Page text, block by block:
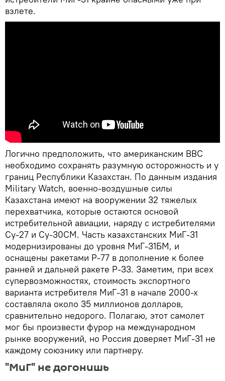
взлете.
Логично предположить, что американским ВВС
необходимо сохранять разумную осторожность и у
границ Республики Казахстан. По данным издания
Military Watch, военно-воздушные силы
Казахстана имеют на вооружении 32 тяжелых
перехватчика, которые остаются основой
истребительной авиации, наряду с истребителями
Су-27 и Су-30СМ. Часть казахстанских МиГ-31
модернизированы до уровня МиГ-31БМ, и
оснащены ракетами Р-77 в дополнение к более
ранней и дальней ракете Р-33. Заметим, при всех
супервозможностях, стоимость экспортного
варианта истребителя МиГ-31 в начале 2000-х
составляла около 35 миллионов долларов,
сравнительно недорого. Полагаю, этот самолет
мог бы произвести фурор на международном
рынке вооружений, но Россия доверяет МиГ-31 не
каждому союзнику или партнеру.
"МиГ" не догонишь